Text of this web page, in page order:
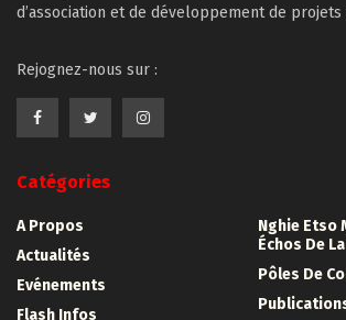
d’association et de développement de
Rejognez-nous sur :
Catégories
A Propos
Actualités
Evénements
Flash Infos
Nghie Etso
Échos De
Pôles De